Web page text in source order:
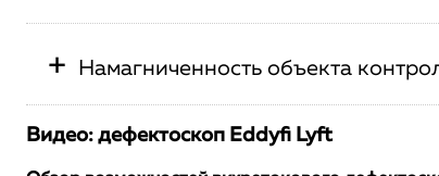
+ Намагниченность объекта
Видео: дефектоскоп Eddyfi Lyft